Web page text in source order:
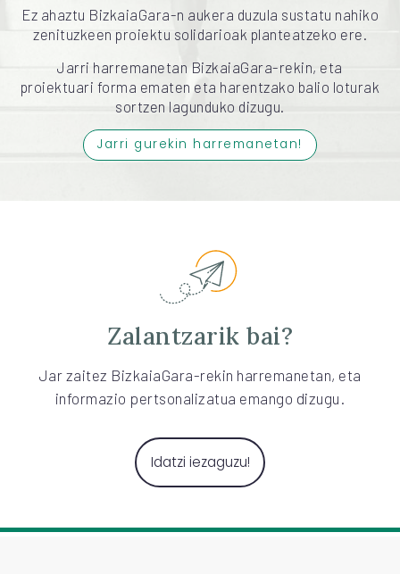
Ez ahaztu BizkaiaGara-n aukera duzula sustatu nahiko
zenituzkeen proiektu solidarioak planteatzeko ere.
Jarri harremanetan BizkaiaGara-rekin, eta
proiektuari forma ematen eta harentzako balio loturak
sortzen lagunduko dizugu.
Jarri gurekin harremanetan!
Zalantzarik bai?
Jar zaitez BizkaiaGara-rekin harremanetan, eta
informazio pertsonalizatua emango dizugu.
Idatzi iezaguzu!